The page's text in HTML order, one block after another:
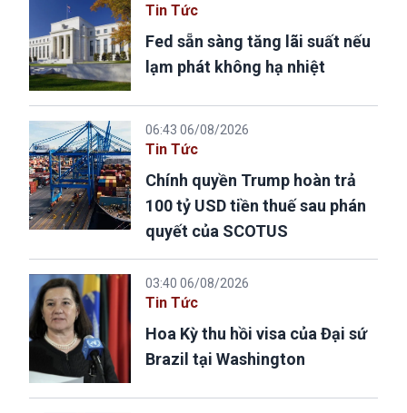
Tin Tức
Fed sẵn sàng tăng lãi suất nếu
lạm phát không hạ nhiệt
06:43 06/08/2026
Tin Tức
Chính quyền Trump hoàn trả
100 tỷ USD tiền thuế sau phán
quyết của SCOTUS
03:40 06/08/2026
Tin Tức
Hoa Kỳ thu hồi visa của Đại sứ
Brazil tại Washington